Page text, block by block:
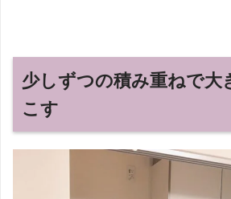
少しずつの積み重ねで大
こす